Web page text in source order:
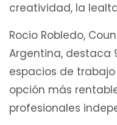
creatividad, la
Rocio Robledo,
Argentina, destaca
espacios de
opción más
profesionales